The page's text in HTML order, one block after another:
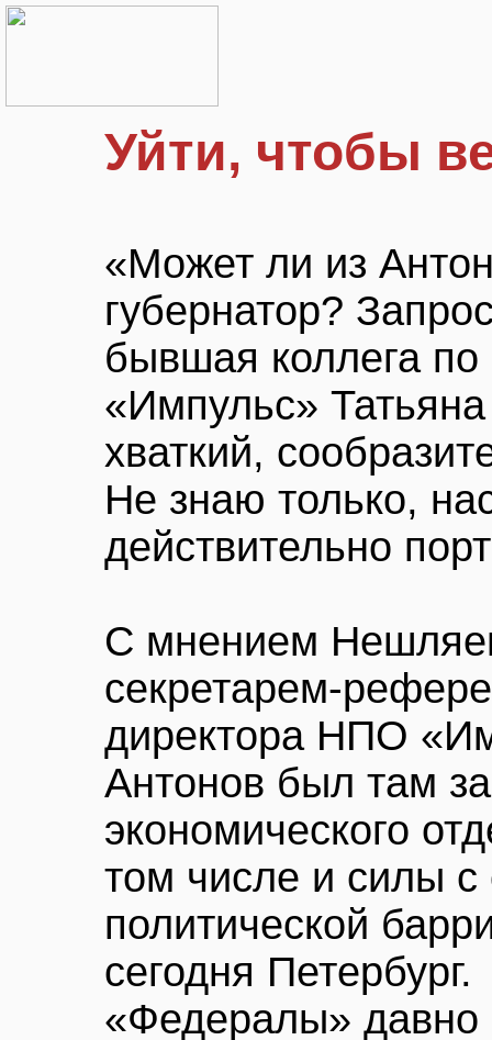
Уйти, чтобы
«Может ли из
губернатор?
бывшая коллега
«Импульс»
хваткий,
Не знаю только,
действительно
С мнением
секретарем-
директора НПО
Антонов был там
экономического
том числе и силы с
политической
сегодня Петербург.
«Федералы» давно